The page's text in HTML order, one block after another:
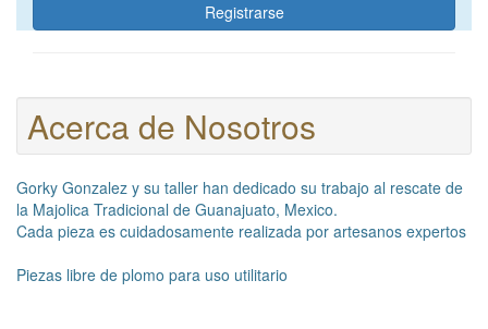
Registrarse
Acerca de Nosotros
Gorky Gonzalez y su taller han dedicado su trabajo al rescate de
la Majolica Tradicional de Guanajuato, Mexico.
Cada pieza es cuidadosamente realizada por artesanos expertos
Piezas libre de plomo para uso utilitario